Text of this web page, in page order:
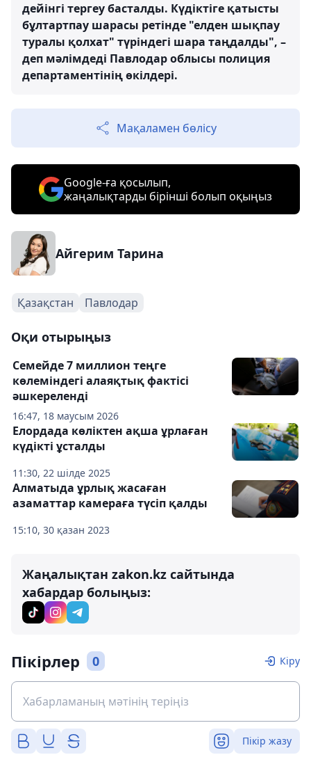
дейінгі тергеу басталды. Күдіктіге қатысты
бұлтартпау шарасы ретінде "елден шықпау
туралы қолхат" түріндегі шара таңдалды", –
деп мәлімдеді Павлодар облысы полиция
департаментінің өкілдері.
Мақаламен бөлісу
Google-ға қосылып,
жаңалықтарды бірінші болып оқыңыз
Айгерим Тарина
Қазақстан Павлодар
Оқи отырыңыз
16:47, 18 маусым 2026
Семейде 7 миллион теңге
көлеміндегі алаяқтық фактісі
әшкереленді
11:30, 22 шілде 2025
Елордада көліктен ақша ұрлаған
күдікті ұсталды
15:10, 30 қазан 2023
Алматыда ұрлық жасаған
азаматтар камераға түсіп қалды
Жаңалықтан zakon.kz сайтында
хабардар болыңыз:
Пікірлер 0 Кіру
Пікір жазу